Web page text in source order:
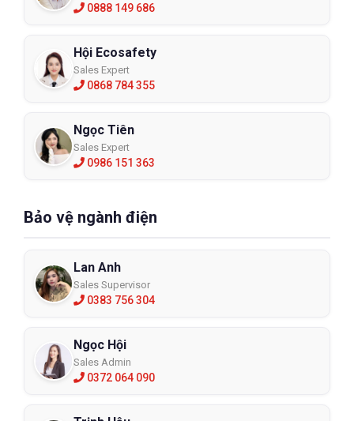
0888 149 686
Hội Ecosafety
Sales Expert
0868 784 355
Ngọc Tiên
Sales Expert
0986 151 363
Bảo vệ ngành điện
Lan Anh
Sales Supervisor
0383 756 304
Ngọc Hội
Sales Admin
0372 064 090